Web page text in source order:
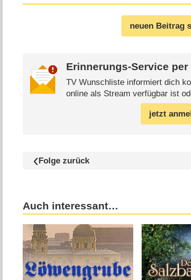
neuen Beitrag
Erinnerungs-Service per
TV Wunschliste informiert dich
online als Stream verfügbar ist
jetzt
Folge zurück
Auch interessant…